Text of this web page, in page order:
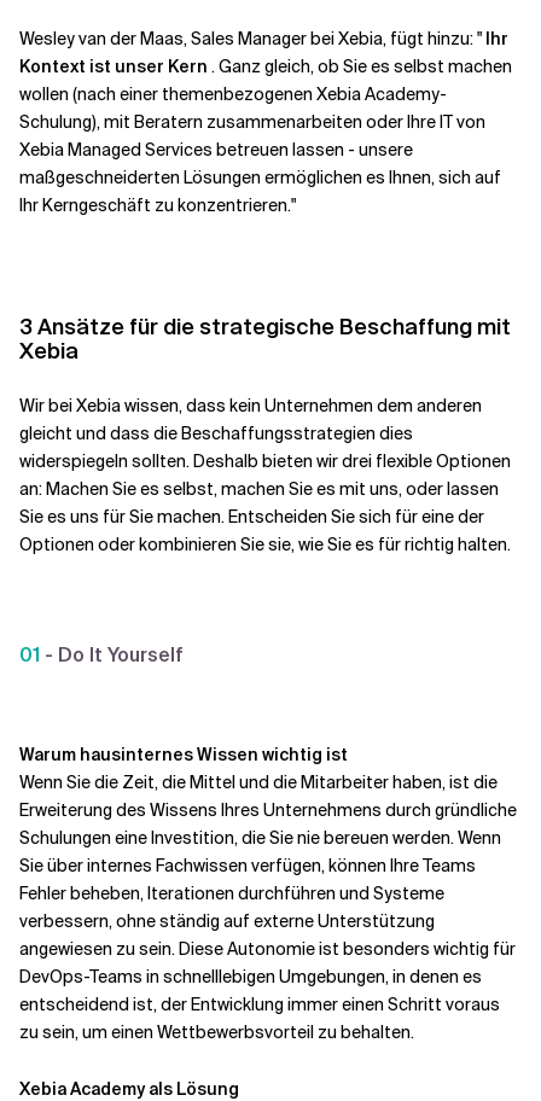
Wesley van der Maas, Sales Manager bei Xebia, fügt hinzu: " Ihr
Kontext ist unser Kern . Ganz gleich, ob Sie es selbst machen
wollen (nach einer themenbezogenen Xebia Academy-
Schulung), mit Beratern zusammenarbeiten oder Ihre IT von
Xebia Managed Services betreuen lassen - unsere
maßgeschneiderten Lösungen ermöglichen es Ihnen, sich auf
Ihr Kerngeschäft zu konzentrieren."
3 Ansätze für die strategische Beschaffung mit
Xebia
Wir bei Xebia wissen, dass kein Unternehmen dem anderen
gleicht und dass die Beschaffungsstrategien dies
widerspiegeln sollten. Deshalb bieten wir drei flexible Optionen
an: Machen Sie es selbst, machen Sie es mit uns, oder lassen
Sie es uns für Sie machen. Entscheiden Sie sich für eine der
Optionen oder kombinieren Sie sie, wie Sie es für richtig halten.
01 - Do It Yourself
Warum hausinternes Wissen wichtig ist
Wenn Sie die Zeit, die Mittel und die Mitarbeiter haben, ist die
Erweiterung des Wissens Ihres Unternehmens durch gründliche
Schulungen eine Investition, die Sie nie bereuen werden. Wenn
Sie über internes Fachwissen verfügen, können Ihre Teams
Fehler beheben, Iterationen durchführen und Systeme
verbessern, ohne ständig auf externe Unterstützung
angewiesen zu sein. Diese Autonomie ist besonders wichtig für
DevOps-Teams in schnelllebigen Umgebungen, in denen es
entscheidend ist, der Entwicklung immer einen Schritt voraus
zu sein, um einen Wettbewerbsvorteil zu behalten.
Xebia Academy als Lösung